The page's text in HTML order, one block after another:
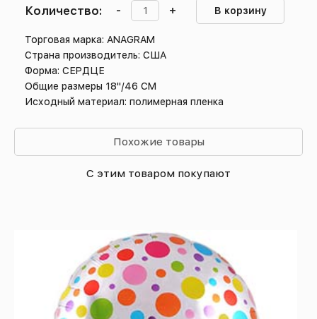
Количество: - + В корзину
Торговая марка: ANAGRAM
Страна производитель: США
Форма: СЕРДЦЕ
Общие размеры 18"/46 СМ
Исходный материал: полимерная пленка
Похожие товары
С этим товаром покупают